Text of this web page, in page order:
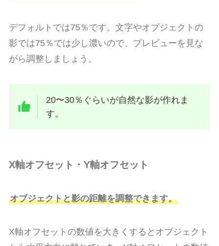
デフォルトでは75％です。文字やオブジェクトの
影では75％では少し濃いので、プレビューを見な
がら調整しましょう。
20〜30％ぐらいが自然な影が作れま
す。
X軸オフセット・Y軸オフセット
オブジェクトと影の距離を調整できます。
X軸オフセットの数値を大きくするとオブジェクト